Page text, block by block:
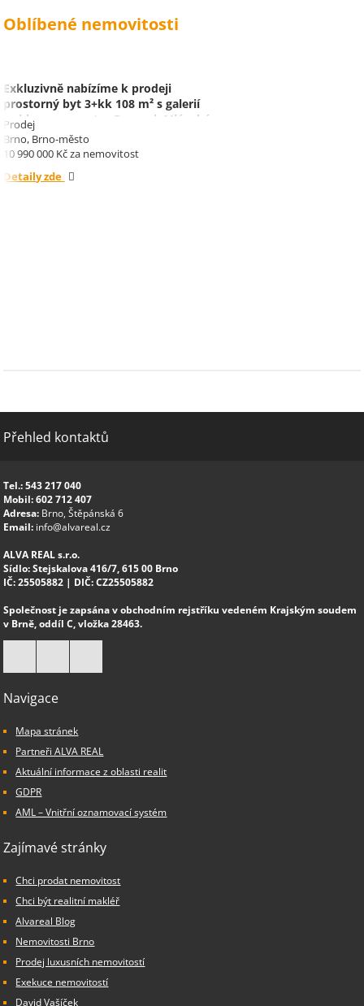
Oblíbené nemovitosti
Exkluzivně nabízíme k prodeji
prostorný byt 3+kk 108 m² s galerií
a sklepem v centru Brna, ul. Mlýnská
Prodej
Brno, Brno-město
10 990 000 Kč za nemovitost
Detaily zde
Přehled kontaktů
Tel.:543 217 040
Mobil:602 712 407
Adresa: Brno, Štěpánská 6
Email: info@alvareal.cz
ALVA REAL s.r.o.
Sídlo:Stejskalova 416/7, 615 00 Brno
IČ:25505882 | DIČ:CZ25505882
Společnost je zapsána v obchodním rejstříku vedeném Krajským soudem
v Brně, oddíl C, vložka 28463.
Navigace
Mapa stránek
Partneři ALVA REAL
Aktuální informace z oblasti realit
GDPR
AML – Vnitřní oznamovací systém
Zajímavé stránky
Chci prodat nemovitost
Chci být realitní makléř
Alvareal Blog
Nemovitosti Brno
Prodej luxusních nemovitostí
Exekuce nemovitostí
David Vašíček